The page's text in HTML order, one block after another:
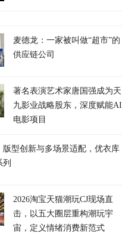
麦德龙：一家被叫做“超市”的
供应链公司
著名表演艺术家唐国强成为天
九影业战略股东，深度赋能AI
电影项目
版型创新与多场景适配，优衣库
列
2026淘宝天猫潮玩CJ现场直
击，以五大圈层重构潮玩宇
宙，定义情绪消费新范式